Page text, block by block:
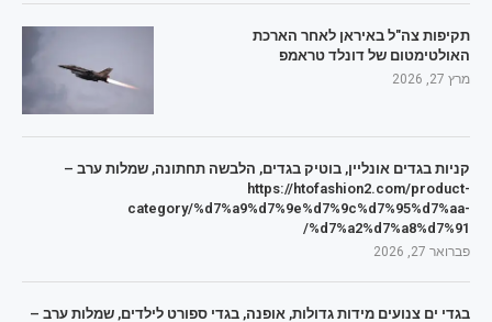
תקיפות צה"ל באיראן לאחר הארכת
האולטימטום של דונלד טראמפ
מרץ 27, 2026
קניות בגדים אונליין, בוטיק בגדים, הלבשה תחתונה, שמלות ערב –
https://htofashion2.com/product-
category/%d7%a9%d7%9e%d7%9c%d7%95%d7%aa-
%d7%a2%d7%a8%d7%91/
פברואר 27, 2026
בגדי ים צנועים מידות גדולות, אופנה, בגדי ספורט לילדים, שמלות ערב –